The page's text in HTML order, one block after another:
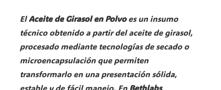
ElAceite de Girasol en Polvoes un insumo
técnico obtenido a partir del aceite de girasol,
procesado mediante tecnologías de secado o
microencapsulación que permiten
transformarlo en una presentación sólida,
estable y de fácil manejo. EnBethlabs